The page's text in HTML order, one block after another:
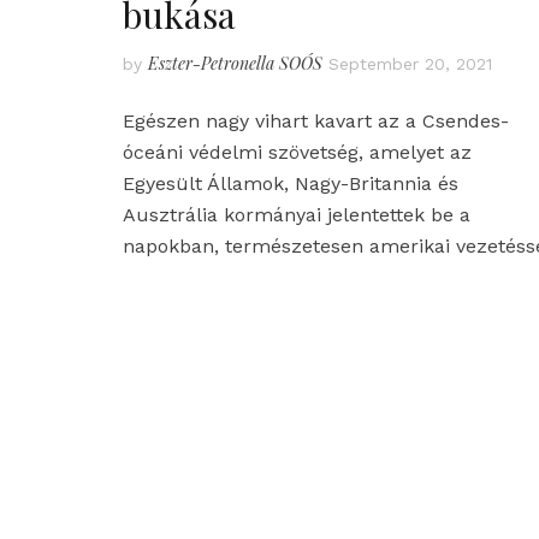
bukása
by Eszter-Petronella SOÓS September 20, 2021
Egészen nagy vihart kavart az a Csendes-
óceáni védelmi szövetség, amelyet az
Egyesült Államok, Nagy-Britannia és
Ausztrália kormányai jelentettek be a
napokban, természetesen amerikai